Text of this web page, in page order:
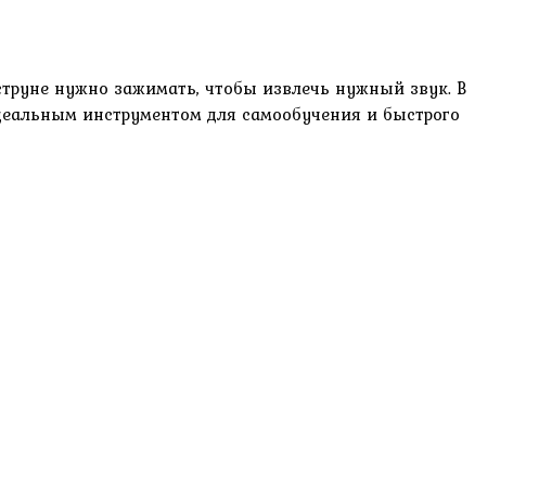
нужно зажимать, чтобы извлечь нужный звук. В
инструментом для самообучения и быстрого